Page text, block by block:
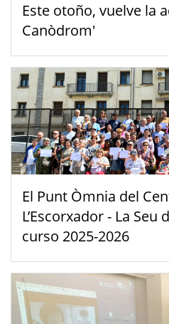
Este otoño, vuelve la
Canòdrom'
El Punt Òmnia del
L’Escorxador - La Seu
curso 2025-2026